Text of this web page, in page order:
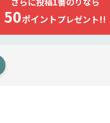
50ポイントプレゼント!!